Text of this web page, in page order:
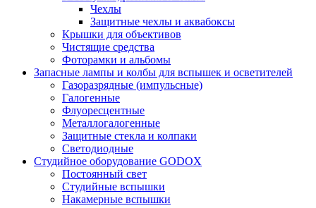
Чехлы
Защитные чехлы и аквабоксы
Крышки для объективов
Чистящие средства
Фоторамки и альбомы
Запасные лампы и колбы для вспышек и осветителей
Газоразрядные (импульсные)
Галогенные
Флуоресцентные
Металлогалогенные
Защитные стекла и колпаки
Светодиодные
Студийное оборудование GODOX
Постоянный свет
Студийные вспышки
Накамерные вспышки